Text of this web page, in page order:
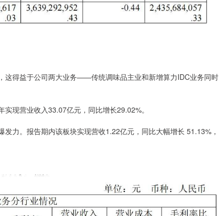
这得益于公司两大业务——传统调味品主业和新增算力IDC业务同时
现营业收入33.07亿元，同比增长29.02%。
力。报告期内该板块实现营收1.22亿元，同比大幅增长 51.13%，